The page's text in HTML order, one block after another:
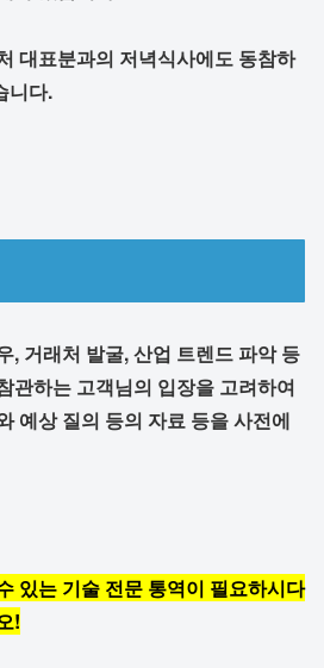
대표분과의 저녁식사에도 동참하
니다.
, 거래처 발굴, 산업 트렌드 파악 등
관하는 고객님의 입장을 고려하여
예상 질의 등의 자료 등을사전에
있는 기술 전문 통역이 필요하시다
!